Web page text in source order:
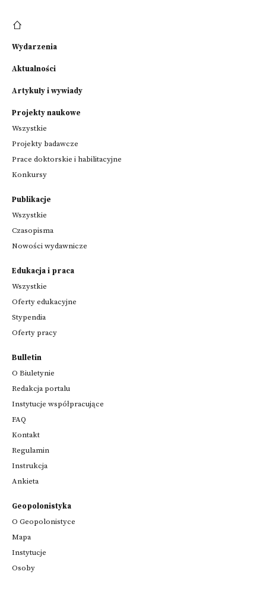
Wydarzenia
Aktualności
Artykuły i wywiady
Projekty naukowe
Wszystkie
Projekty badawcze
Prace doktorskie i habilitacyjne
Konkursy
Publikacje
Wszystkie
Czasopisma
Nowości wydawnicze
Edukacja i praca
Wszystkie
Oferty edukacyjne
Stypendia
Oferty pracy
Bulletin
O Biuletynie
Redakcja portalu
Instytucje współpracujące
FAQ
Kontakt
Regulamin
Instrukcja
Ankieta
Geopolonistyka
O Geopolonistyce
Mapa
Instytucje
Osoby